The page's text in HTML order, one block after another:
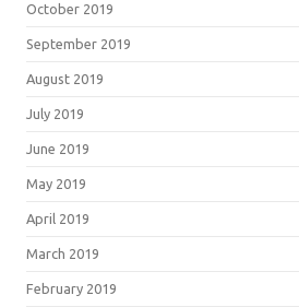
October 2019
September 2019
August 2019
July 2019
June 2019
May 2019
April 2019
March 2019
February 2019